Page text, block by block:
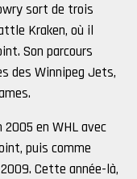
sort de trois
Kraken, où il
Son parcours
des Winnipeg Jets,
en WHL avec
puis comme
Cette année-là,